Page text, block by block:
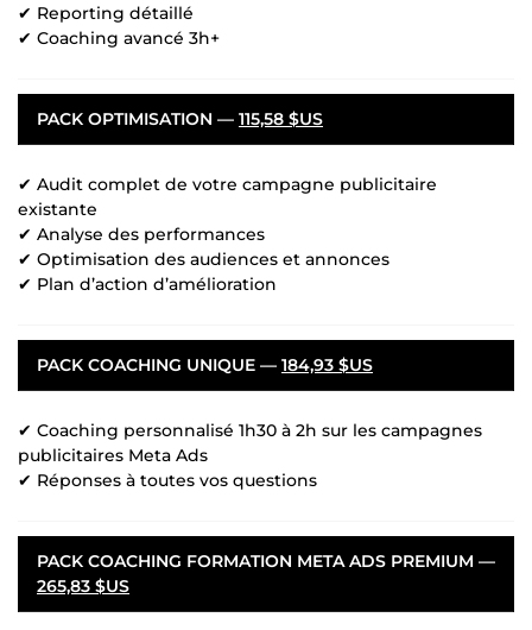
✔ Reporting détaillé
✔ Coaching avancé 3h+
PACK OPTIMISATION — 115,58 $US
✔ Audit complet de votre campagne publicitaire
existante
✔ Analyse des performances
✔ Optimisation des audiences et annonces
✔ Plan d’action d’amélioration
PACK COACHING UNIQUE — 184,93 $US
✔ Coaching personnalisé 1h30 à 2h sur les campagnes
publicitaires Meta Ads
✔ Réponses à toutes vos questions
PACK COACHING FORMATION META ADS PREMIUM —
265,83 $US